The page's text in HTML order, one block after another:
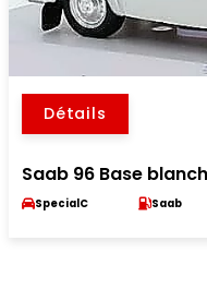
Détails
Saab 96 Base
SpecialC Saab